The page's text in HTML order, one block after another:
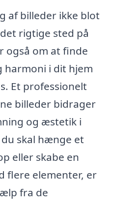
af billeder ikke blot
rigtige sted på
også om at finde
harmoni i dit hjem
Et professionelt
billeder bidrager
og æstetik i
skal hænge et
eller skabe en
flere elementer, er
fra de